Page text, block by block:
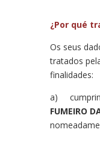
¿Por qué
Os seus
tratados
finalidades:
a)
FUMEIRO